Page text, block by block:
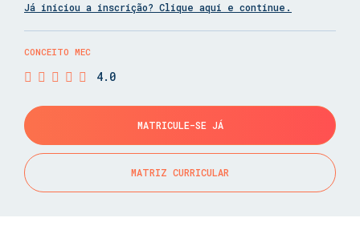
Já iniciou a inscrição? Clique aqui e continue.
CONCEITO MEC
4.0
MATRICULE-SE JÁ
MATRIZ CURRICULAR